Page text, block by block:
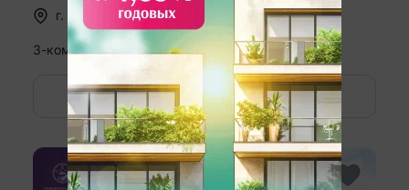
г. Вилейка, ул. Гагарина
3-комн. кв 61.4 39.2 8.8 5этаж из5
Показать номер